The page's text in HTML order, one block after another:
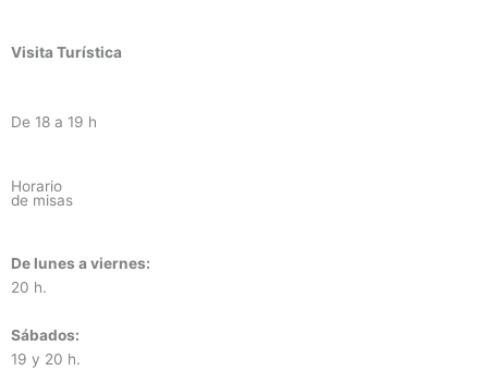
Visita Turística
De 18 a 19 h
Horario
de misas
De lunes a viernes:
20 h.
Sábados:
19 y 20 h.